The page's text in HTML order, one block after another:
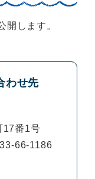
開します。
わせ先
17番1号
66-1186